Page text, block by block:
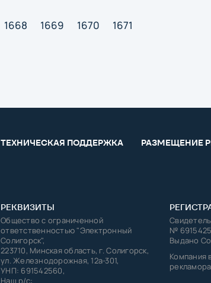
1668 1669 1670
1671
ТЕХНИЧЕСКАЯ ПОДДЕРЖКА РАЗМЕЩЕНИЕ
РЕКВИЗИТЫ
Общество с ограниченной
ответственностью "Электронный
Солигорск",
223710, Минская область, г. Солигорск,
ул. Железнодорожная, 12а-301,
УНП: 691542560,
Наш р/с:
№
Выдано
Компания